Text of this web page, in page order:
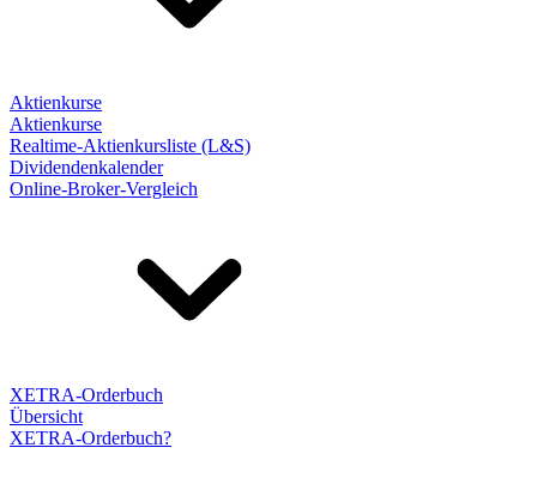
Aktienkurse
Aktienkurse
Realtime-Aktienkursliste (L&S)
Dividendenkalender
Online-Broker-Vergleich
XETRA-Orderbuch
Übersicht
XETRA-Orderbuch?